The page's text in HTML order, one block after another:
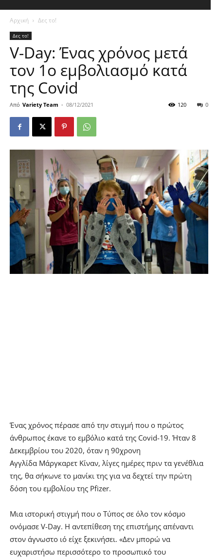
Αρχική Δες το!
Δες το!
V-Day: Ένας χρόνος μετά
τον 1ο εμβολιασμό κατά
της Covid
Από Variety Team - 08/12/2021 0
120
Ένας χρόνος πέρασε από την στιγμή που ο πρώτος
άνθρωπος έκανε το εμβόλιο κατά της Covid-19. Ήταν 8
Δεκεμβρίου του 2020, όταν η 90χρονη
Αγγλίδα Μάργκαρετ Κίναν, λίγες ημέρες πριν τα γενέθλια
της, θα σήκωνε το μανίκι της για να δεχτεί την πρώτη
δόση του εμβολίου της Pfizer.
Μια ιστορική στιγμή που ο Τύπος σε όλο τον κόσμο
ονόμασε V-Day. Η αντεπίθεση της επιστήμης απέναντι
στον άγνωστο ιό είχε ξεκινήσει. «Δεν μπορώ να
ευχαριστήσω περισσότερο το προσωπικό του